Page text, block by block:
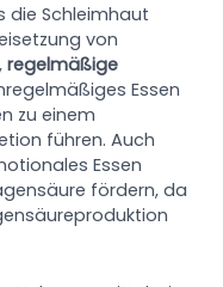
die Schleimhaut
von
regelmäßige
Essen
zu einem
führen. Auch
Essen
fördern, da